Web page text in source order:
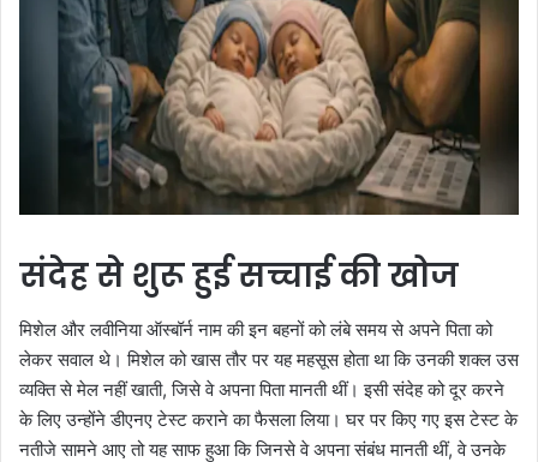
संदेह से शुरू हुई सच्चाई की खोज
मिशेल और लवीनिया ऑस्बॉर्न नाम की इन बहनों को लंबे समय से अपने पिता को
लेकर सवाल थे। मिशेल को खास तौर पर यह महसूस होता था कि उनकी शक्ल उस
व्यक्ति से मेल नहीं खाती, जिसे वे अपना पिता मानती थीं। इसी संदेह को दूर करने
के लिए उन्होंने डीएनए टेस्ट कराने का फैसला लिया। घर पर किए गए इस टेस्ट के
नतीजे सामने आए तो यह साफ हुआ कि जिनसे वे अपना संबंध मानती थीं, वे उनके